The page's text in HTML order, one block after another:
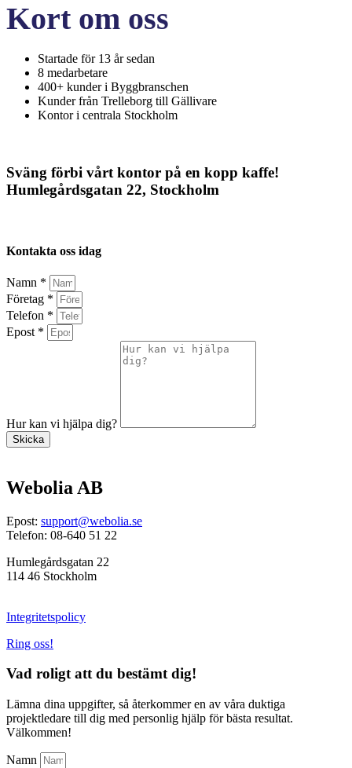
Kort om oss
Startade för 13 år sedan
8 medarbetare
400+ kunder i Byggbranschen
Kunder från Trelleborg till Gällivare
Kontor i centrala Stockholm
Sväng förbi vårt kontor på en kopp kaffe!
Humlegårdsgatan 22, Stockholm
Kontakta oss idag
Namn *
Företag *
Telefon *
Epost *
Hur kan vi hjälpa dig?
Skicka
Webolia AB
Epost: support@webolia.se
Telefon: 08-640 51 22
Humlegårdsgatan 22
114 46 Stockholm
Integritetspolicy
Ring oss!
Vad roligt att du bestämt dig!
Lämna dina uppgifter, så återkommer en av våra duktiga
projektledare till dig med personlig hjälp för bästa resultat.
Välkommen!
Namn